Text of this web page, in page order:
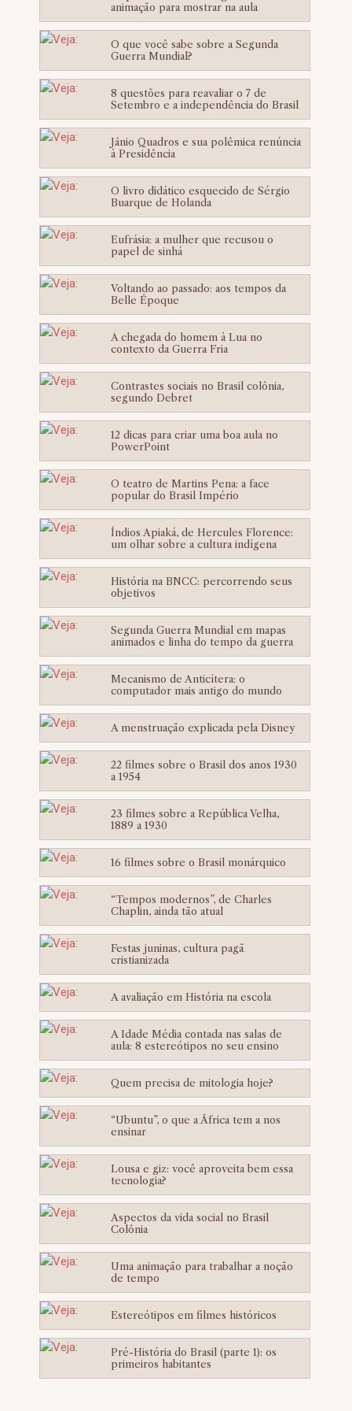
animação para mostrar na aula
O que você sabe sobre a Segunda
Guerra Mundial?
8 questões para reavaliar o 7 de
Setembro e a independência do Brasil
Jânio Quadros e sua polêmica renúncia
à Presidência
O livro didático esquecido de Sérgio
Buarque de Holanda
Eufrásia: a mulher que recusou o
papel de sinhá
Voltando ao passado: aos tempos da
Belle Époque
A chegada do homem à Lua no
contexto da Guerra Fria
Contrastes sociais no Brasil colônia,
segundo Debret
12 dicas para criar uma boa aula no
PowerPoint
O teatro de Martins Pena: a face
popular do Brasil Império
Índios Apiaká, de Hercules Florence:
um olhar sobre a cultura indígena
História na BNCC: percorrendo seus
objetivos
Segunda Guerra Mundial em mapas
animados e linha do tempo da guerra
Mecanismo de Anticítera: o
computador mais antigo do mundo
A menstruação explicada pela Disney
22 filmes sobre o Brasil dos anos 1930
a 1954
23 filmes sobre a República Velha,
1889 a 1930
16 filmes sobre o Brasil monárquico
“Tempos modernos”, de Charles
Chaplin, ainda tão atual
Festas juninas, cultura pagã
cristianizada
A avaliação em História na escola
A Idade Média contada nas salas de
aula: 8 estereótipos no seu ensino
Quem precisa de mitologia hoje?
“Ubuntu”, o que a África tem a nos
ensinar
Lousa e giz: você aproveita bem essa
tecnologia?
Aspectos da vida social no Brasil
Colônia
Uma animação para trabalhar a noção
de tempo
Estereótipos em filmes históricos
Pré-História do Brasil (parte 1): os
primeiros habitantes